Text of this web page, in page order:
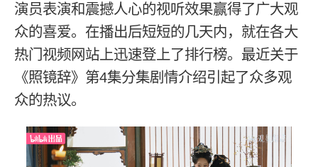
演员表演和震撼人心的视听效果赢得了广大观
众的喜爱。在播出后短短的几天内，就在各大
热门视频网站上迅速登上了排行榜。最近关于
《照镜辞》第4集分集剧情介绍引起了众多观
众的热议。